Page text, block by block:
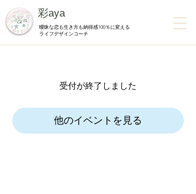
彩aya
曖昧な恋も生き方も納得感100％に変える
ライフデザインコーチ
受付が終了しました
他のイベントを見る